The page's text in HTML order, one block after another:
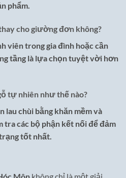
phẩm.
cho giường đơn không?
viên trong gia đình hoặc cần
tầng là lựa chọn tuyệt vời hơn
tự nhiên như thế nào?
lau chùi bằng khăn mềm và
các bộ phận kết nối để đảm
tốt nhất.